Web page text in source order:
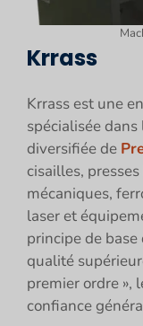
Krrass
Krrass est une
spécialisée
diversifiée de
cisailles,
mécaniques,
laser et
principe de
qualité
premier ordre »,
confiance